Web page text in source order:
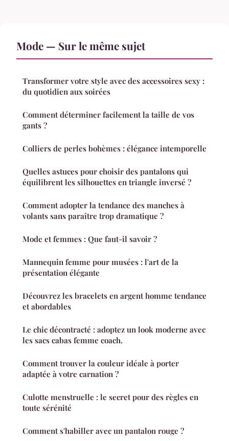
Mode — Sur le même sujet
Transformer votre style avec des accessoires sexy :
du quotidien aux soirées
Comment déterminer facilement la taille de vos
gants ?
Colliers de perles bohèmes : élégance intemporelle
Quelles astuces pour choisir des pantalons qui
équilibrent les silhouettes en triangle inversé ?
Comment adopter la tendance des manches à
volants sans paraître trop dramatique ?
Mode et femmes : Que faut-il savoir ?
Mannequin femme pour musées : l'art de la
présentation élégante
Découvrez les bracelets en argent homme tendance
et abordables
Le chic décontracté : adoptez un look moderne avec
les sacs cabas femme coach.
Comment trouver la couleur idéale à porter
adaptée à votre carnation ?
Culotte menstruelle : le secret pour des règles en
toute sérénité
Comment s'habiller avec un pantalon rouge ?